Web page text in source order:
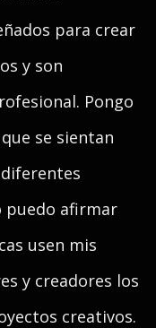
para crear
y son
Pongo
se sientan
puedo afirmar
usen mis
y creadores los
creativos.